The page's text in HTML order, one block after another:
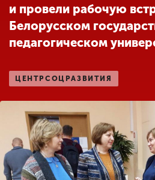
Другие виды
деятельности
Сведения об
образовательной
организации
ENG SPN CHI
и провели рабочую
Белорусском
педагогическом
ЦЕНТРСОЦРАЗВИТИЯ